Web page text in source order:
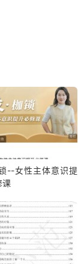
--女性主体意识提
课